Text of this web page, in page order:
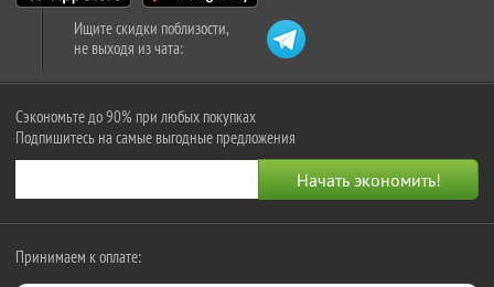
Ищите скидки поблизости,
не выходя из чата:
Сэкономьте до 90% при любых покупках
Подпишитесь на самые выгодные предложения
Принимаем к оплате: